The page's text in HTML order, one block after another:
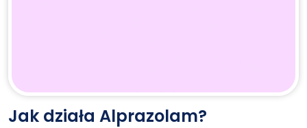
Jak działa Alprazolam?